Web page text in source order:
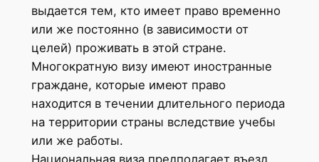
выдается тем, кто имеет право временно
или же постоянно (в зависимости от
целей) проживать в этой стране.
Многократную визу имеют иностранные
граждане, которые имеют право
находится в течении длительного периода
на территории страны вследствие учебы
или же работы.
Национальная виза предполагает въезд